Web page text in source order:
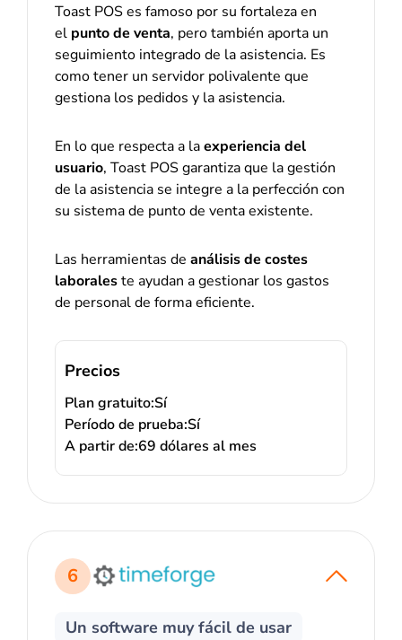
Toast POS es famoso por su fortaleza en
el punto de venta, pero también aporta un
seguimiento integrado de la asistencia. Es
como tener un servidor polivalente que
gestiona los pedidos y la asistencia.
En lo que respecta a laexperiencia del
usuario, Toast POS garantiza que la gestión
de la asistencia se integre a la perfección con
su sistema de punto de venta existente.
Las herramientas de análisis de costes
laboraleste ayudan a gestionar los gastos
de personal de forma eficiente.
Precios
Plan gratuito:Sí
Período de prueba:Sí
A partir de:69 dólares al mes
6
Un software muy fácil de usar